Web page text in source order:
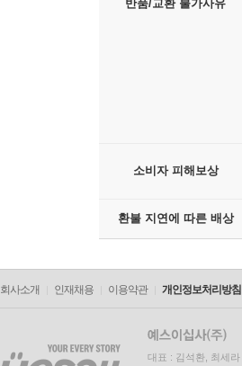
반품/교환 불가사유
소비자 피해보상
환불 지연에 따른 배상
회사소개 인재채용 이용약관 개인정보처리방침
대표 : 김석환, 최세라